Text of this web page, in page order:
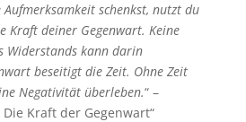
schenkst, nutzt du
Kraft deiner Gegenwart. Keine
Widerstands kann darin
beseitigt die Zeit. Ohne Zeit
Negativität überleben.“ –
Die Kraft der Gegenwart“